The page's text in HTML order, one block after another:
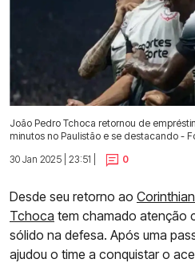
João Pedro Tchoca retornou de
minutos no Paulistão e se destacando -
30 Jan 2025 | 23:51 |
0
Desde seu retorno ao
Tchoca tem chamado atenção
sólido na defesa. Após uma
ajudou o time a conquistar o